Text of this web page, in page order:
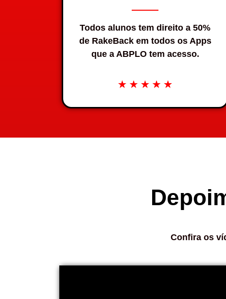
Todos alunos tem direito a 50%
de RakeBack em todos os Apps
que a ABPLO tem acesso.
Confira os